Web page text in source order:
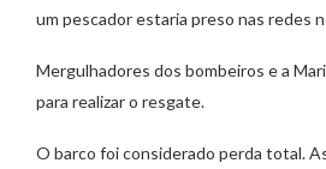
um pescador estaria preso nas redes
Mergulhadores dos bombeiros e a
para realizar o resgate.
O barco foi considerado perda total.